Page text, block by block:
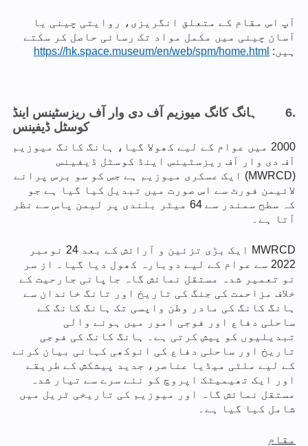
آپ اس مقام کے متعلق انگریزی، روایتی چینی یا
آسان چینی میں مکمل مواد تک رسائی حاصل کر سکتے
ہیں: https://hk.space.museum/en/web/spm/home.html
ہانگ کانگ میوزیم آف دی وار آف ریزسٹینس اینڈ
کوسٹل ڈیفینس
6.
2000 میں عوام کے لیے کھولا گیا، ہانگ کانگ میوزیم
آف دی وار آف ریزسٹینس اینڈ کوسٹل ڈیفینس
(MWRCD) ایک عسکری میوزیم ہے جس کو سو برس پرانے
لائیمن فورٹ سے اس صورت میں تبدیل کیا گیا ہے جو
کہ سطح سمندر سے 64 میٹر بلندی پر لیمن پاس سے نظر
آتا ہے۔
MWRCD ایک بڑی تزئین و آرائش کے بعد 24 نومبر
2022 سے عوام کے لیے دوبارہ کھول دیا گیا۔ از سر
نو تعمیر شدہ مستقل نمائش گاہ جاپانی جارحیت کے
خلاف مزاحمت کی جنگ کی تاریخ اور تانگ خاندان سے
ہانگ کانگ کی مادر وطن واپسی تک ہانگ کانگ کے
ساحلی دفاع اور فوجی امور میں ہونے والی
تبدیلیوں کو پیش کرتی ہے۔ ہانگ کانگ کی فوجی
تاریخ اور ساحلی دفاع کی انوکھی کہانی بیان کرنے
کے لیے ملٹی میڈیا عناصر، جدید پیشکش کے طریقے
اور ایک تھیمیٹک اپروچ کو نئے سرے سے تیار شدہ
مستقل نمائش گاہ اور میوزیم کی تاریخی ٹریل میں
شامل کیا گیا ہے۔
مقام